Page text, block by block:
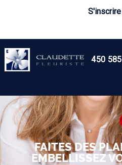
450
FAITES DES
EMBELLISSEZ